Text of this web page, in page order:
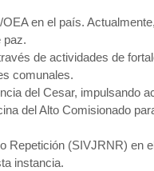
en el país.
paz.
de actividades de
comunales.
del Cesar, impulsando
del Alto Comisionado
Repetición (SIVJRNR) en
instancia.